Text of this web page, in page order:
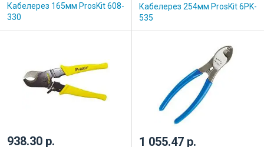
Кабелерез 165мм ProsKit 608-
330
Кабелерез 254мм ProsKit 6PK-
535
938.30 р. 1 055.47 р.